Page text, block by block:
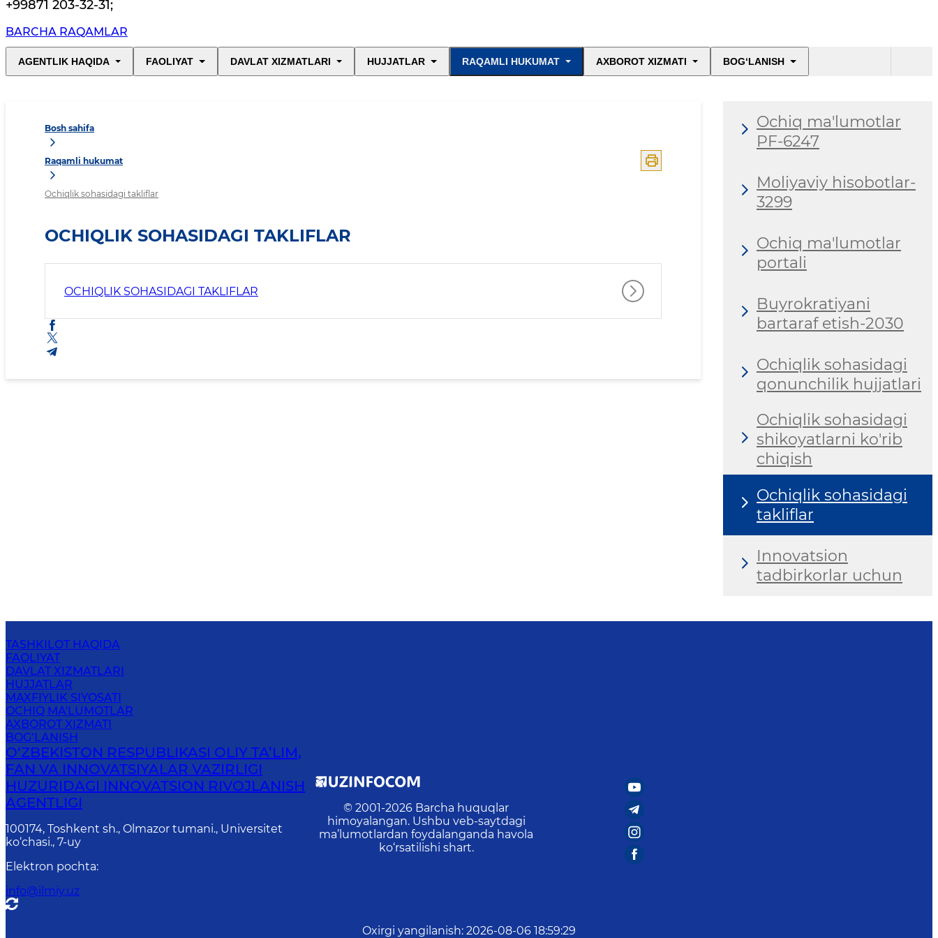
+99871 203-32-31;
BARCHA RAQAMLAR
AGENTLIK HAQIDA FAOLIYAT DAVLAT XIZMATLARI HUJJATLAR RAQAMLI HUKUMAT AXBOROT XIZMATI BOG‘LANISH
Bosh sahifa
Raqamli hukumat
Ochiqlik sohasidagi takliflar
OCHIQLIK SOHASIDAGI TAKLIFLAR
OCHIQLIK SOHASIDAGI TAKLIFLAR
Oсhiq ma'lumotlar
PF-6247
Moliyaviy hisobotlar-
3299
Ochiq ma'lumotlar
portali
Buyrokratiyani
bartaraf etish-2030
Ochiqlik sohasidagi
qonunchilik hujjatlari
Ochiqlik sohasidagi
shikoyatlarni ko'rib
chiqish
Ochiqlik sohasidagi
takliflar
Innovatsion
tadbirkorlar uchun
TASHKILOT HAQIDA
FAOLIYAT
DAVLAT XIZMATLARI
HUJJATLAR
MAXFIYLIK SIYOSATI
OCHIQ MA'LUMOTLAR
AXBOROT XIZMATI
BOG‘LANISH
O‘ZBEKISTON RESPUBLIKASI OLIY TA’LIM,
FAN VA INNOVATSIYALAR VAZIRLIGI
HUZURIDAGI INNOVATSION RIVOJLANISH
AGENTLIGI
100174, Toshkent sh., Olmazor tumani., Universitet
ko‘chasi., 7-uy
Elektron pochta:
info@ilmiy.uz
© 2001-2026 Barcha huquqlar
himoyalangan. Ushbu veb-saytdagi
ma’lumotlardan foydalanganda havola
ko‘rsatilishi shart.
Oxirgi yangilanish: 2026-08-06 18:59:29